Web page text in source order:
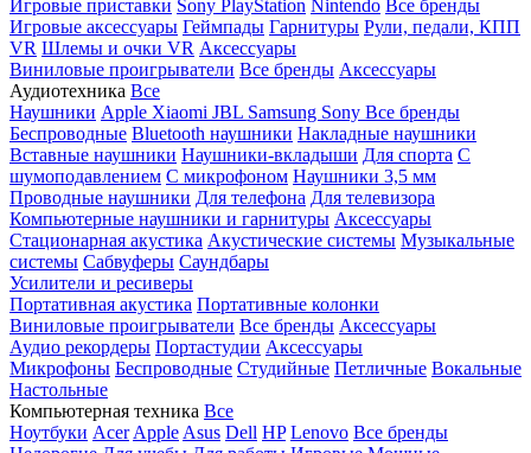
Игровые приставки Sony PlayStation Nintendo Все бренды
Игровые аксессуары Геймпады Гарнитуры Рули, педали, КПП
VR Шлемы и очки VR Аксессуары
Виниловые проигрыватели Все бренды Аксессуары
Аудиотехника Все
Наушники Apple Xiaomi JBL Samsung Sony Все бренды
Беспроводные Bluetooth наушники Накладные наушники
Вставные наушники Наушники-вкладыши Для спорта С
шумоподавлением С микрофоном Наушники 3,5 мм
Проводные наушники Для телефона Для телевизора
Компьютерные наушники и гарнитуры Аксессуары
Стационарная акустика Акустические системы Музыкальные
системы Сабвуферы Саундбары
Усилители и ресиверы
Портативная акустика Портативные колонки
Виниловые проигрыватели Все бренды Аксессуары
Аудио рекордеры Портастудии Аксессуары
Микрофоны Беспроводные Студийные Петличные Вокальные
Настольные
Компьютерная техника Все
Ноутбуки Acer Apple Asus Dell HP Lenovo Все бренды